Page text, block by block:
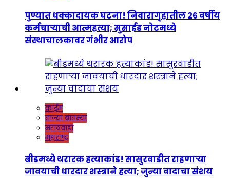
पुण्यात धक्कादायक घटना! निवारागृहातील २६ वर्षीय
कर्मचाऱ्याची आत्महत्या; सुसाईड नोटमध्ये
संस्थाचालकावर गंभीर आरोप
क्राईम
ताज्या बातम्या
मराठवाडा
महाराष्ट्र
बीडमध्ये थरारक हत्याकांड! सासुरवाडीत राहणाऱ्या
जावयाची धारदार शस्त्राने हत्या; जुन्या वादाचा संशय